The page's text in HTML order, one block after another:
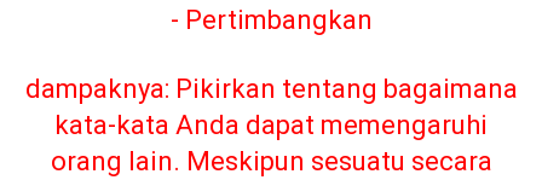
- Pertimbangkan
dampaknya: Pikirkan tentang bagaimana
kata-kata Anda dapat memengaruhi
orang lain. Meskipun sesuatu secara